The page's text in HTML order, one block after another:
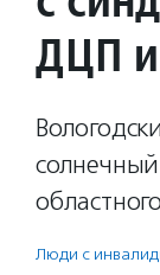
ДЦП
Люди с